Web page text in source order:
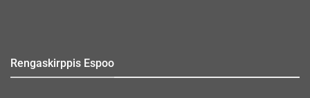
Rengaskirppis Espoo